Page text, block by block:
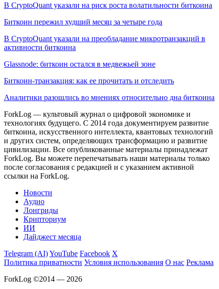
В CryptoQuant указали на риск роста волатильности биткоина
Биткоин пережил худший месяц за четыре года
В CryptoQuant указали на преобладание микротранзакций в
активности биткоина
Glassnode: биткоин остался в медвежьей зоне
Биткоин-транзакция: как ее прочитать и отследить
Аналитики разошлись во мнениях относительно дна биткоина
ForkLog — культовый журнал о цифровой экономике и
технологиях будущего. С 2014 года документируем развитие
биткоина, искусственного интеллекта, квантовых технологий
и других систем, определяющих трансформацию и развитие
цивилизации. Все опубликованные материалы принадлежат
ForkLog. Вы можете перепечатывать наши материалы только
после согласования с редакцией и с указанием активной
ссылки на ForkLog.
Новости
Аудио
Лонгриды
Крипториум
ИИ
Дайджест месяца
Telegram (AI)YouTube Facebook X
Политика приватности Условия использования О нас Реклама
ForkLog ©2014 — 2026